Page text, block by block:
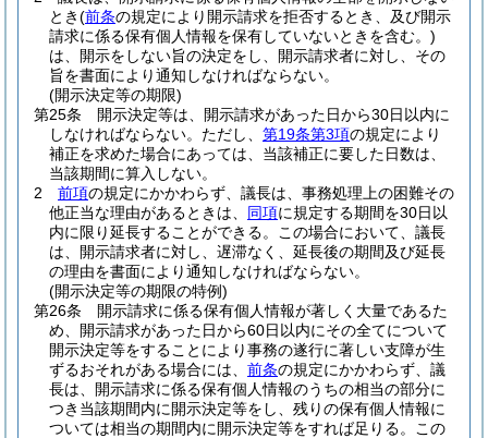
とき(前条の規定により開示請求を拒否するとき、及び開示
請求に係る保有個人情報を保有していないときを含む。)
は、開示をしない旨の決定をし、開示請求者に対し、その
旨を書面により通知しなければならない。
(開示決定等の期限)
第25条
開示決定等は、開示請求があった日から30日以内に
しなければならない。 ただし、 第19条第3項の規定により
補正を求めた場合にあっては、当該補正に要した日数は、
当該期間に算入しない。
2
前項の規定にかかわらず、議長は、事務処理上の困難その
他正当な理由があるときは、 同項に規定する期間を30日以
内に限り延長することができる。
この場合において、議長
は、開示請求者に対し、遅滞なく、延長後の期間及び延長
の理由を書面により通知しなければならない。
(開示決定等の期限の特例)
第26条
開示請求に係る保有個人情報が著しく大量であるた
め、開示請求があった日から60日以内にその全てについて
開示決定等をすることにより事務の遂行に著しい支障が生
ずるおそれがある場合には、 前条の規定にかかわらず、議
長は、開示請求に係る保有個人情報のうちの相当の部分に
つき当該期間内に開示決定等をし、残りの保有個人情報に
ついては相当の期間内に開示決定等をすれば足りる。
この